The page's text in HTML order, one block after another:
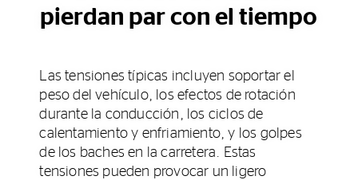
pierdan par con el tiempo
Las tensiones típicas incluyen soportar el
peso del vehículo, los efectos de rotación
durante la conducción, los ciclos de
calentamiento y enfriamiento, y los golpes
de los baches en la carretera. Estas
tensiones pueden provocar un ligero